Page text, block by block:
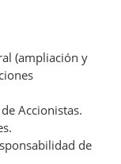
(ampliación y
Accionistas.
de